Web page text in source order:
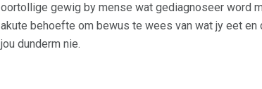
oortollige gewig by mense wat gediagnoseer word
akute behoefte om bewus te wees van wat jy eet
jou dunderm nie.